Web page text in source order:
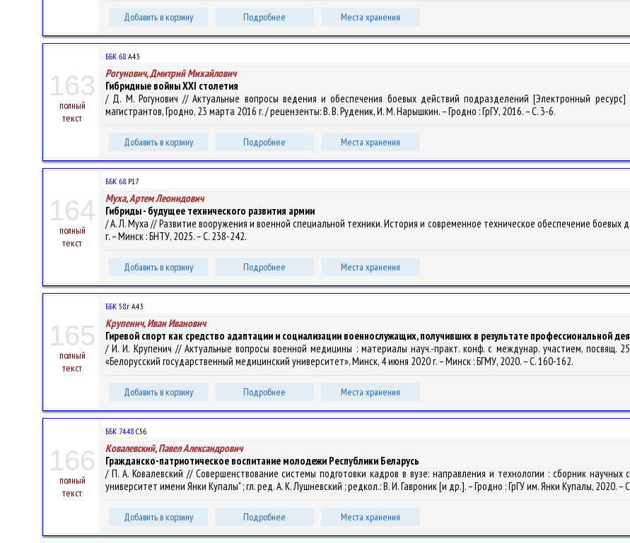
Добавить в корзину Подробнее Места хранения
163
полный
текст
ББК 68.А43
Рогунович, Дмитрий Михайлович
Гибридные войны XXI столетия
/ Д. М. Рогунович // Актуальные вопросы ведения и обеспечения боевых действий подразделений [Электронный
магистрантов, Гродно, 23 марта 2016 г. / рецензенты: В. В. Руденик, И. М. Нарышкин. – Гродно : ГрГУ, 2016. – С. 3-6.
Добавить в корзину Подробнее Места хранения
164
полный
текст
ББК 68.Р17
Муха, Артем Леонидович
Гибриды - будущее технического развития армии
/ А. Л. Муха // Развитие вооружения и военной специальной техники. История и современное техническое обеспечение боевых
г. – Минск : БНТУ, 2025. – С. 238-242.
Добавить в корзину Подробнее Места хранения
165
полный
текст
ББК 58.г А43
Крупенич, Иван Иванович
Гиревой спорт как средство адаптации и социализации военнослужащих, получивших в результате профессиональной
/ И. И. Крупенич // Актуальные вопросы военной медицины : материалы науч.-практ. конф. с междунар. участием, посвящ.
«Белорусский государственный медицинский университет», Минск, 4 июня 2020 г. – Минск : БГМУ, 2020. – С. 160-162.
Добавить в корзину Подробнее Места хранения
166
полный
текст
ББК 74.48 С56
Ковалевский, Павел Александрович
Гражданско-патриотическое воспитание молодежи Республики Беларусь
/ П. А. Ковалевский // Совершенствование системы подготовки кадров в вузе: направления и технологии : сборник
университет имени Янки Купалы" ; гл. ред. А. К. Лушневский ; редкол.: В. И. Гавроник [и др.]. – Гродно : ГрГУ им. Янки Купалы, 2020. –
Добавить в корзину Подробнее Места хранения